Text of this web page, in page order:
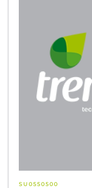
SU0550500